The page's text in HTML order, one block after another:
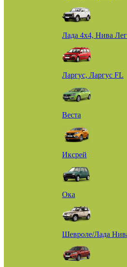
Лада 4х4, Нива
Ларгус, Ларгус FL
Веста
Иксрей
Ока
Шевроле/Лада